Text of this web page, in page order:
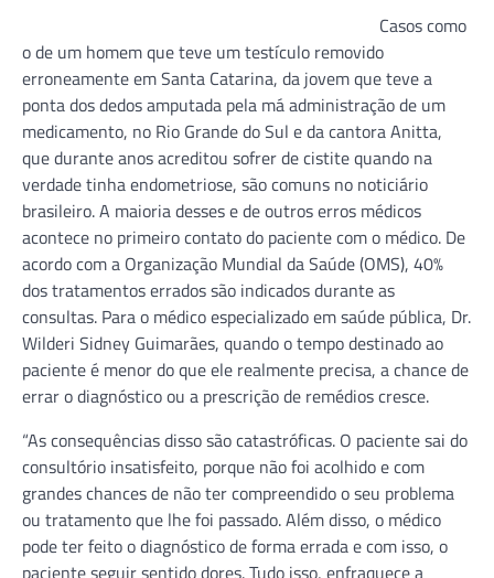
Casos como
o de um homem que teve um testículo removido
erroneamente em Santa Catarina, da jovem que teve a
ponta dos dedos amputada pela má administração de um
medicamento, no Rio Grande do Sul e da cantora Anitta,
que durante anos acreditou sofrer de cistite quando na
verdade tinha endometriose, são comuns no noticiário
brasileiro. A maioria desses e de outros erros médicos
acontece no primeiro contato do paciente com o médico. De
acordo com a Organização Mundial da Saúde (OMS), 40%
dos tratamentos errados são indicados durante as
consultas. Para o médico especializado em saúde pública, Dr.
Wilderi Sidney Guimarães, quando o tempo destinado ao
paciente é menor do que ele realmente precisa, a chance de
errar o diagnóstico ou a prescrição de remédios cresce.
“As consequências disso são catastróficas. O paciente sai do
consultório insatisfeito, porque não foi acolhido e com
grandes chances de não ter compreendido o seu problema
ou tratamento que lhe foi passado. Além disso, o médico
pode ter feito o diagnóstico de forma errada e com isso, o
paciente seguir sentido dores. Tudo isso, enfraquece a